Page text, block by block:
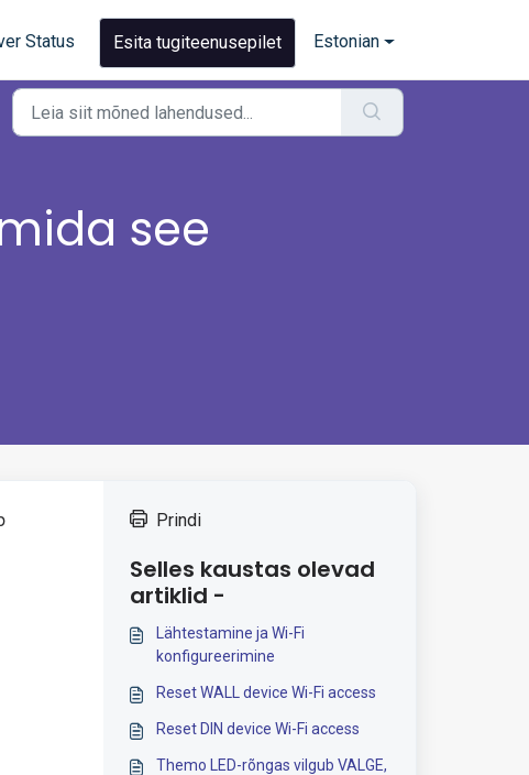
Status Esita tugiteenusepilet Estonian
see
Prindi
Selles kaustas olevad
artiklid -
Lähtestamine ja Wi-Fi
konfigureerimine
Reset WALL device Wi-Fi access
Reset DIN device Wi-Fi access
Themo LED-rõngas vilgub VALGE,